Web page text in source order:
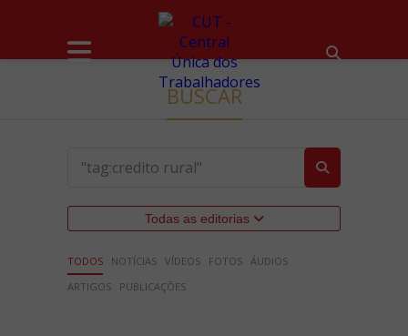
BUSCAR
Todas as editorias
TODOS NOTÍCIAS VÍDEOS FOTOS ÁUDIOS
ARTIGOS
PUBLICAÇÕES